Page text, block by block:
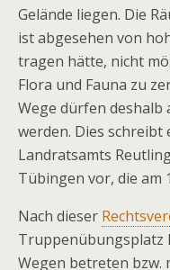
Gelände liegen. Die
ist abgesehen von
tragen hätte, nicht
Flora und Fauna zu
Wege dürfen deshalb
werden. Dies schreibt
Landratsamts
Tübingen vor, die am
Nach dieser
Truppenübungsplatz
Wegen betreten bzw.